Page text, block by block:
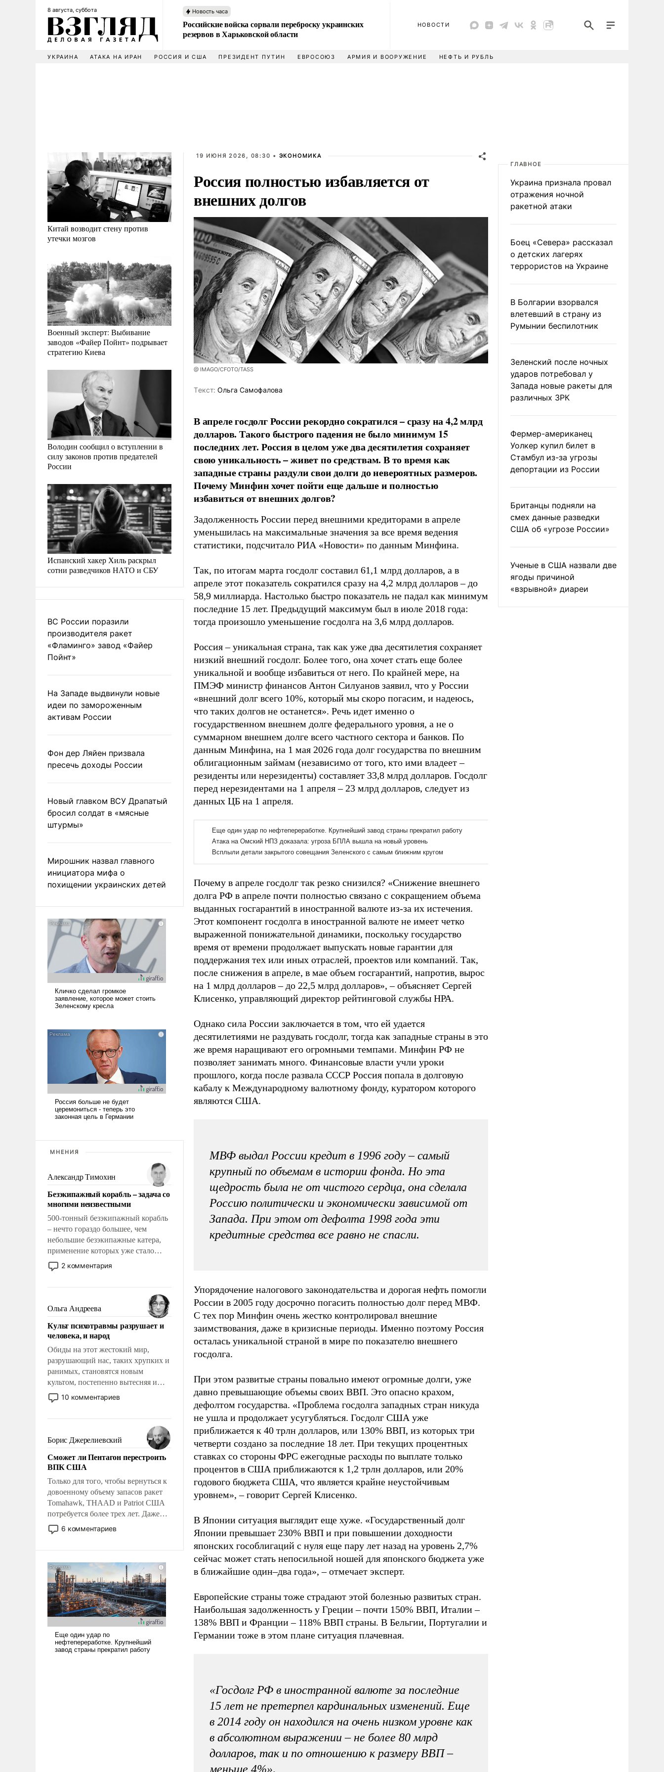
8 августа, суббота Новость часа
Российские войска сорвали переброску украинских
резервов в Харьковской области
НОВОСТИ
УКРАИНА АТАКА НА ИРАН РОССИЯ И США ПРЕЗИДЕНТ ПУТИН ЕВРОСОЮЗ АРМИЯ И ВООРУЖЕНИЕ НЕФТЬ И РУБЛЬ
Китай возводит стену против
утечки мозгов
Военный эксперт: Выбивание
заводов «Файер Пойнт» подрывает
стратегию Киева
Володин сообщил о вступлении в
силу законов против предателей
России
Испанский хакер Хиль раскрыл
сотни разведчиков НАТО и СБУ
ВС России поразили
производителя ракет
«Фламинго» завод «Файер
Пойнт»
На Западе выдвинули новые
идеи по замороженным
активам России
Фон дер Ляйен призвала
пресечь доходы России
Новый главком ВСУ Драпатый
бросил солдат в «мясные
штурмы»
Мирошник назвал главного
инициатора мифа о
похищении украинских детей
МНЕНИЯ
Александр Тимохин
Безэкипажный корабль – задача со
многими неизвестными
500-тонный безэкипажный корабль
– нечто гораздо большее, чем
небольшие безэкипажные катера,
применение которых уже стало
обыденностью. Задача по созданию
такого корабля очень сложна и
реализация радикально поднимет
наши боевые возможности.
2 комментария
Ольга Андреева
Культ психотравмы разрушает и
человека, и народ
Обиды на этот жестокий мир,
разрушающий нас, таких хрупких и
ранимых, становятся новым
культом, постепенно вытесняя и
отменяя традиционное требование к
человеку – быть мужественным и
на себя ответственность, помогать
слабым, идти вперед и
адаптироваться.
10 комментариев
Борис Джерелиевский
Сможет ли Пентагон перестроить
ВПК США
Только для того, чтобы вернуться к
довоенному объему запасов ракет
Tomahawk, THAAD и Patriot США
потребуется более трех лет. Даже
небольшая война с Ираном
опустошила американские
уязвимости США, например, перед
Китаем.
6 комментариев
19 ИЮНЯ 2026, 08:30 • ЭКОНОМИКА
Россия полностью избавляется от
внешних долгов
@ IMAGO/CFOTO/TASS
Tекст: Ольга Самофалова
В апреле госдолг России рекордно сократился – сразу на 4,2 млрд
долларов. Такого быстрого падения не было минимум 15
последних лет. Россия в целом уже два десятилетия сохраняет
свою уникальность – живет по средствам. В то время как
западные страны раздули свои долги до невероятных размеров.
Почему Минфин хочет пойти еще дальше и полностью
избавиться от внешних долгов?
Задолженность России перед внешними кредиторами в апреле
уменьшилась на максимальные значения за все время ведения
статистики, подсчитало РИА «Новости» по данным Минфина.
Так, по итогам марта госдолг составил 61,1 млрд долларов, а в
апреле этот показатель сократился сразу на 4,2 млрд долларов – до
58,9 миллиарда. Настолько быстро показатель не падал как минимум
последние 15 лет. Предыдущий максимум был в июле 2018 года:
тогда произошло уменьшение госдолга на 3,6 млрд долларов.
Россия – уникальная страна, так как уже два десятилетия сохраняет
низкий внешний госдолг. Более того, она хочет стать еще более
уникальной и вообще избавиться от него. По крайней мере, на
ПМЭФ министр финансов Антон Силуанов заявил, что у России
«внешний долг всего 10%, который мы скоро погасим, и надеюсь,
что таких долгов не останется». Речь идет именно о
государственном внешнем долге федерального уровня, а не о
суммарном внешнем долге всего частного сектора и банков. По
данным Минфина, на 1 мая 2026 года долг государства по внешним
облигационным займам (независимо от того, кто ими владеет –
резиденты или нерезиденты) составляет 33,8 млрд долларов. Госдолг
перед нерезидентами на 1 апреля – 23 млрд долларов, следует из
данных ЦБ на 1 апреля.
Почему в апреле госдолг так резко снизился? «Снижение внешнего
долга РФ в апреле почти полностью связано с сокращением объема
выданных госгарантий в иностранной валюте из-за их истечения.
Этот компонент госдолга в иностранной валюте не имеет четко
выраженной понижательной динамики, поскольку государство
время от времени продолжает выпускать новые гарантии для
поддержания тех или иных отраслей, проектов или компаний. Так,
после снижения в апреле, в мае объем госгарантий, напротив, вырос
на 1 млрд долларов – до 22,5 млрд долларов», – объясняет Сергей
Клисенко, управляющий директор рейтинговой службы НРА.
Однако сила России заключается в том, что ей удается
десятилетиями не раздувать госдолг, тогда как западные страны в это
же время наращивают его огромными темпами. Минфин РФ не
позволяет занимать много. Финансовые власти учли уроки
прошлого, когда после развала СССР Россия попала в долговую
кабалу к Международному валютному фонду, куратором которого
являются США.
МВФ выдал России кредит в 1996 году – самый
крупный по объемам в истории фонда. Но эта
щедрость была не от чистого сердца, она сделала
Россию политически и экономически зависимой от
Запада. При этом от дефолта 1998 года эти
кредитные средства все равно не спасли.
Упорядочение налогового законодательства и дорогая нефть помогли
России в 2005 году досрочно погасить полностью долг перед МВФ.
С тех пор Минфин очень жестко контролировал внешние
заимствования, даже в кризисные периоды. Именно поэтому Россия
осталась уникальной страной в мире по показателю внешнего
госдолга.
При этом развитые страны повально имеют огромные долги, уже
давно превышающие объемы своих ВВП. Это опасно крахом,
дефолтом государства. «Проблема госдолга западных стран никуда
не ушла и продолжает усугубляться. Госдолг США уже
приближается к 40 трлн долларов, или 130% ВВП, из которых три
четверти создано за последние 18 лет. При текущих процентных
ставках со стороны ФРС ежегодные расходы по выплате только
процентов в США приближаются к 1,2 трлн долларов, или 20%
годового бюджета США, что является крайне неустойчивым
уровнем», – говорит Сергей Клисенко.
В Японии ситуация выглядит еще хуже. «Государственный долг
Японии превышает 230% ВВП и при повышении доходности
японских гособлигаций с нуля еще пару лет назад на уровень 2,7%
сейчас может стать непосильной ношей для японского бюджета уже
в ближайшие один–два года», – отмечает эксперт.
Европейские страны тоже страдают этой болезнью развитых стран.
Наибольшая задолженность у Греции – почти 150% ВВП, Италии –
138% ВВП и Франции – 118% ВВП страны. В Бельгии, Португалии и
Германии тоже в этом плане ситуация плачевная.
«Госдолг РФ в иностранной валюте за последние
15 лет не претерпел кардинальных изменений. Еще
в 2014 году он находился на очень низком уровне как
в абсолютном выражении – не более 80 млрд
долларов, так и по отношению к размеру ВВП –
меньше 4%»,
ГЛАВНОЕ
Украина признала провал
отражения ночной
ракетной атаки
Боец «Севера» рассказал
о детских лагерях
террористов на Украине
В Болгарии взорвался
влетевший в страну из
Румынии беспилотник
Зеленский после ночных
ударов потребовал у
Запада новые ракеты для
различных ЗРК
Фермер-американец
Уолкер купил билет в
Стамбул из-за угрозы
депортации из России
Британцы подняли на
смех данные разведки
США об «угрозе России»
Ученые в США назвали две
ягоды причиной
«взрывной» диареи